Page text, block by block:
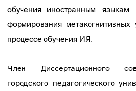
обучения иностранным
формирования метакогнитивных
процессе обучения ИЯ.
Член Диссертационного
городского педагогического